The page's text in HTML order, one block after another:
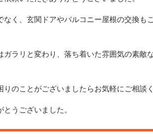
なく、玄関ドアやバルコニー屋根の交換も
ガラリと変わり、落ち着いた雰囲気の素敵
りのことがございましたらお気軽にご相談く
とうございました。